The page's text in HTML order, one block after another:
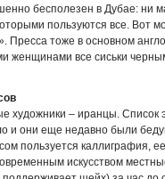
бесполезен в Дубае: ни
пользуются все. Вот
Пресса тоже в основном
женщинами все сиськи
художники – иранцы. Список
и они еще недавно были
пользуется каллиграфия,
искусством